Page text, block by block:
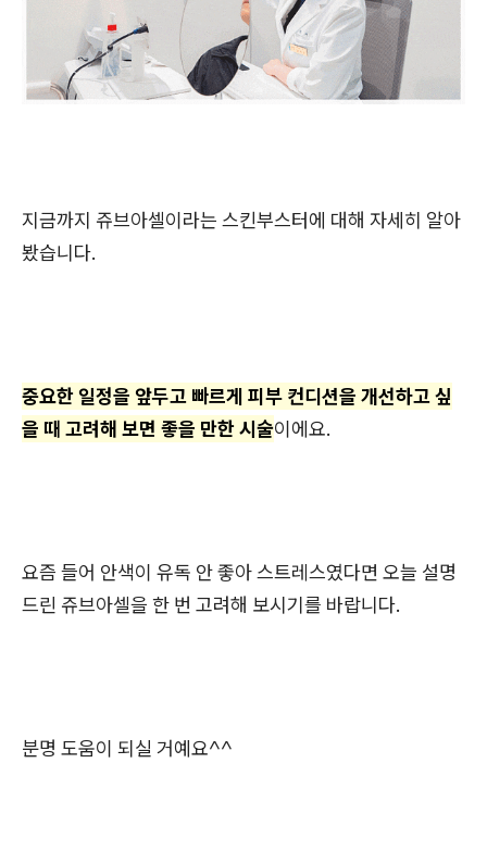
지금까지 쥬브아셀이라는 스킨부스터에 대해 자세히 알아
봤습니다.
중요한 일정을 앞두고 빠르게 피부 컨디션을 개선하고 싶
을 때 고려해 보면 좋을 만한 시술이에요.
요즘 들어 안색이 유독 안 좋아 스트레스였다면 오늘 설명
드린 쥬브아셀을 한 번 고려해 보시기를 바랍니다.
분명 도움이 되실 거예요^^